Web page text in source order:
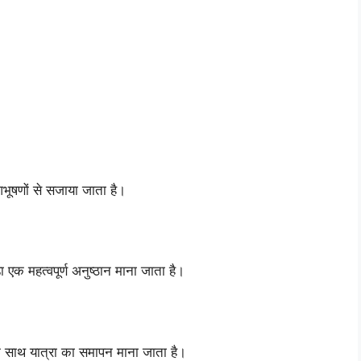
से सजाया जाता है।
महत्वपूर्ण अनुष्ठान माना जाता है।
यात्रा का समापन माना जाता है।